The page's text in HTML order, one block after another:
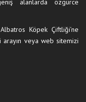
Köpek Çiftliği’ne
veya web sitemizi